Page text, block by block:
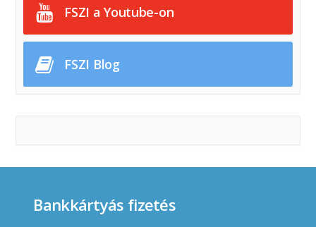
FSZI a Youtube-on
FSZI Blog
Bankkártyás fizetés